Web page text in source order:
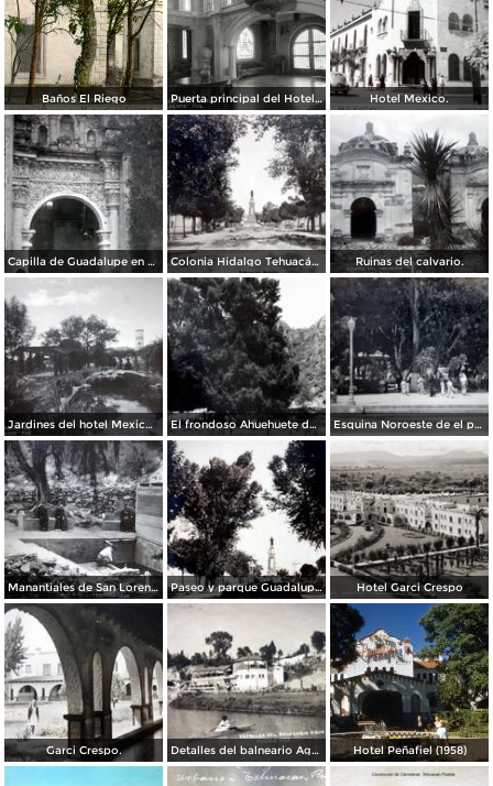
Baños El Riego Puerta principal del Hotel Garci Crespo Hotel Mexico.
Capilla de Guadalupe en el Calvario. Colonia Hidalgo Tehuacán, Puebla ( Circulada el 20 de Junio de 1927 ), Ruinas del calvario.
Jardines del hotel Mexico Garci-Crespo. El frondoso Ahuehuete del hotel Mexico y los Manantiales de San Lorenzo. Esquina Noroeste de el parque Juarez.
Manantiales de San Lorenzo. Paseo y parque Guadalupe Hidalgo. Hotel Garci Crespo
Garci Crespo. Detalles del balneario Agua Azul. Hotel Peñafiel (1958)